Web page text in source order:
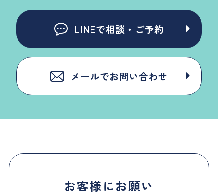
LINEで相談・ご予約
メールでお問い合わせ
お客様にお願い